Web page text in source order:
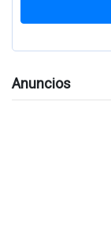
Anuncios